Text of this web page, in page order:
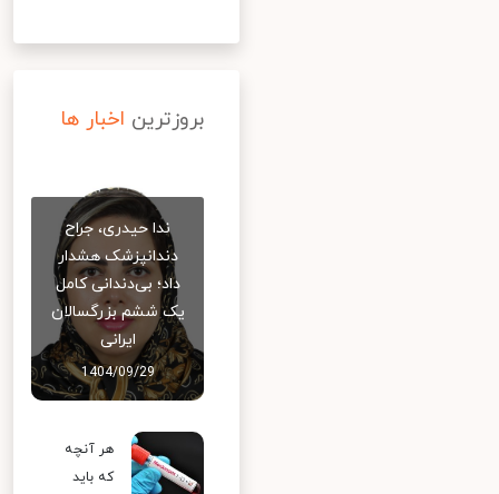
بروزترین اخبار ها
ندا حیدری، جراح
دندانپزشک هشدار
داد؛ بی‌دندانی کامل
یک ششم بزرگسالان
ایرانی
1404/09/29
هر آنچه
که باید